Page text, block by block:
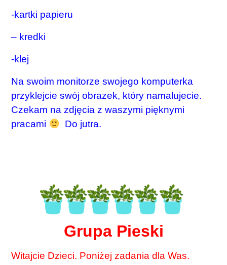
-kartki papieru
– kredki
-klej
Na swoim monitorze swojego komputerka
przyklejcie swój obrazek, który namalujecie.
Czekam na zdjęcia z waszymi pięknymi
pracami
Do jutra.
Grupa Pieski
Witajcie Dzieci. Poniżej zadania dla Was.